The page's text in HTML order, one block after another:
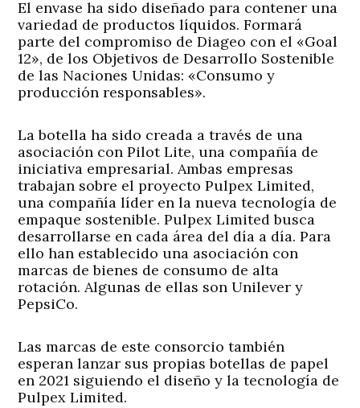
El envase ha sido diseñado para contener una
variedad de productos líquidos. Formará
parte del compromiso de Diageo con el «Goal
12», de los Objetivos de Desarrollo Sostenible
de las Naciones Unidas: «Consumo y
producción responsables».
La botella ha sido creada a través de una
asociación con Pilot Lite, una compañía de
iniciativa empresarial. Ambas empresas
trabajan sobre el proyecto Pulpex Limited,
una compañía líder en la nueva tecnología de
empaque sostenible. Pulpex Limited busca
desarrollarse en cada área del día a día. Para
ello han establecido una asociación con
marcas de bienes de consumo de alta
rotación. Algunas de ellas son Unilever y
PepsiCo.
Las marcas de este consorcio también
esperan lanzar sus propias botellas de papel
en 2021 siguiendo el diseño y la tecnología de
Pulpex Limited.